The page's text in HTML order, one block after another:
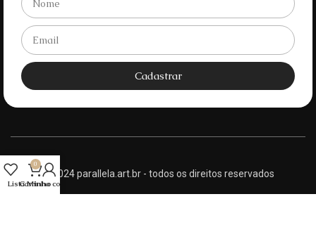
Cadastrar
© 2024 parallela.art.br - todos os direitos reservados
Lista
0
Carrinho
Minha conta